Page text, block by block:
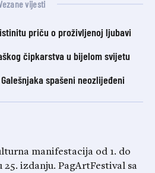
vijesti
priču o proživljenoj ljubavi
čipkarstva u bijelom svijetu
spašeni neozlijeđeni
manifestacija od 1. do
25. izdanju. PagArtFestival sa